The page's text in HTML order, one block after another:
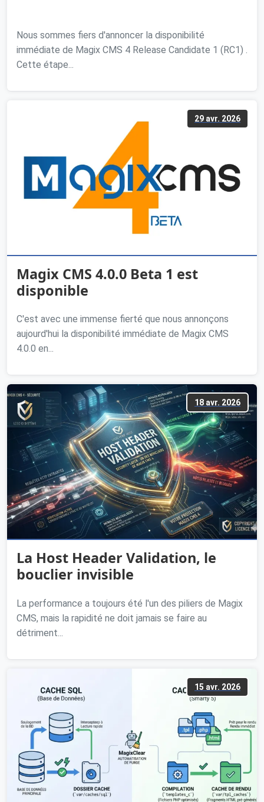
Nous sommes fiers d'annoncer la disponibilité
immédiate de Magix CMS 4 Release Candidate 1 (RC1) .
Cette étape...
29 avr. 2026
Magix CMS 4.0.0 Beta 1 est
disponible
C'est avec une immense fierté que nous annonçons
aujourd'hui la disponibilité immédiate de Magix CMS
4.0.0 en...
18 avr. 2026
La Host Header Validation, le
bouclier invisible
La performance a toujours été l'un des piliers de Magix
CMS, mais la rapidité ne doit jamais se faire au
détriment...
15 avr. 2026